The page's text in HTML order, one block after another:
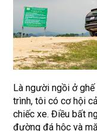
Là người ngồi ở
trình, tôi có cơ hội
chiếc xe. Điều bất
đường đá hộc và